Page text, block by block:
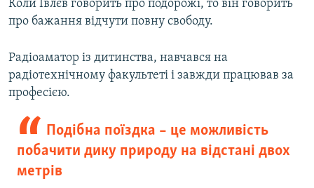
Коли Івлєв говорить про подорожі, то він говорить
про бажання відчути повну свободу.
Радіоаматор із дитинства, навчався на
радіотехнічному факультеті і завжди працював за
професією.
Подібна поїздка – це можливість
побачити дику природу на відстані двох
метрів